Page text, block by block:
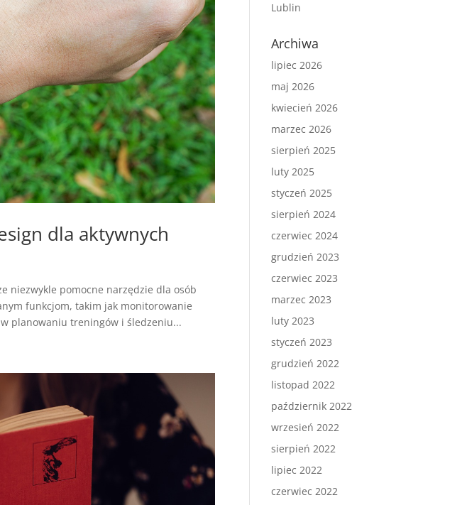
dla aktywnych
niezwykle pomocne narzędzie dla osób
funkcjom, takim jak monitorowanie
planowaniu treningów i śledzeniu...
Lublin
Archiwa
lipiec 2026
maj 2026
kwiecień 2026
marzec 2026
sierpień 2025
luty 2025
styczeń 2025
sierpień 2024
czerwiec 2024
grudzień 2023
czerwiec 2023
marzec 2023
luty 2023
styczeń 2023
grudzień 2022
listopad 2022
październik 2022
wrzesień 2022
sierpień 2022
lipiec 2022
czerwiec 2022